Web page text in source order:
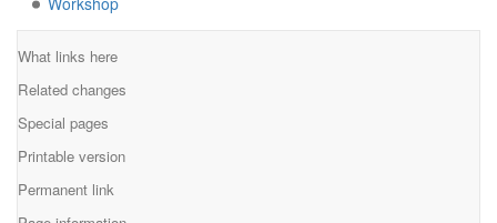
What links here
Related changes
Special pages
Printable version
Permanent link